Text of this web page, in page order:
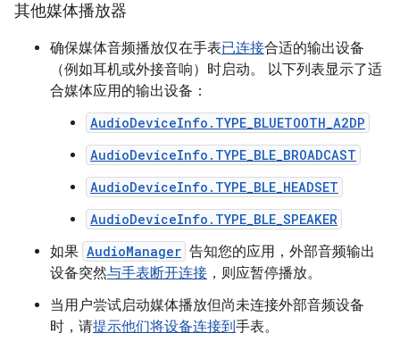
其他媒体播放器
确保媒体音频播放仅在手表已连接合适的输出设备
（例如耳机或外接音响）时启动。 以下列表显示了适
合媒体应用的输出设备：
AudioDeviceInfo.TYPE_BLUETOOTH_A2DP
AudioDeviceInfo.TYPE_BLE_BROADCAST
AudioDeviceInfo.TYPE_BLE_HEADSET
AudioDeviceInfo.TYPE_BLE_SPEAKER
如果 AudioManager 告知您的应用，外部音频输出
设备突然与手表断开连接 ，则应暂停播放。
当用户尝试启动媒体播放但尚未连接外部音频设备
时，请提示他们将设备连接到手表。